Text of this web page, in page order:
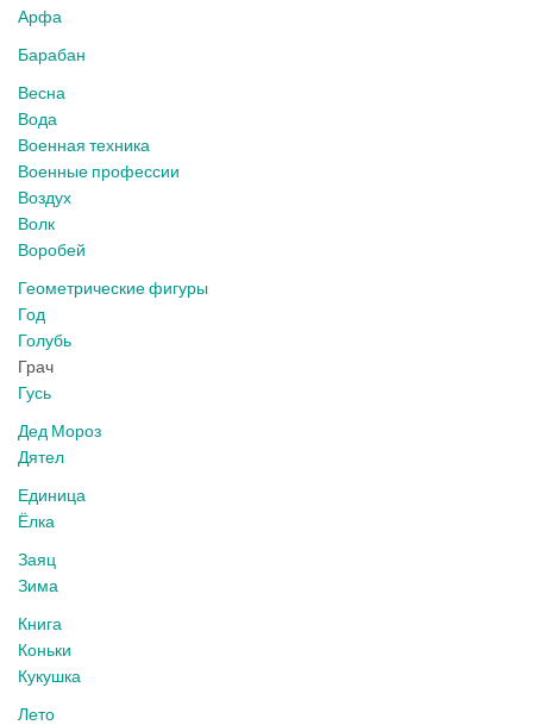
Арфа
Барабан
Весна
Вода
Военная техника
Военные профессии
Воздух
Волк
Воробей
Геометрические фигуры
Год
Голубь
Грач
Гусь
Дед Мороз
Дятел
Единица
Ёлка
Заяц
Зима
Книга
Коньки
Кукушка
Лето